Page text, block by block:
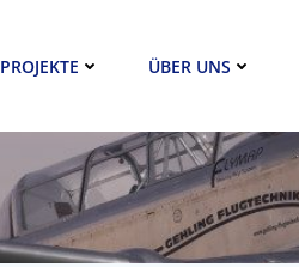
PROJEKTE ÜBER UNS